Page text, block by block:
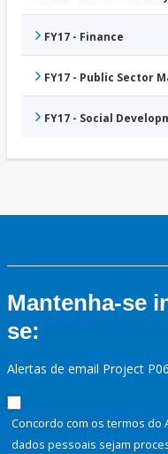
FY17 - Finance
FY17 - Public Sector
FY17 - Social
Mantenha-se
se:
Alertas de email Project
Concordo com os termos do
dados pessoais sejam